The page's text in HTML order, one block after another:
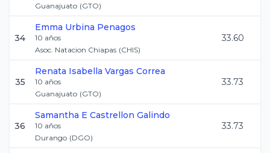
Guanajuato (GTO)
34
Emma Urbina Penagos
10 años
Asoc. Natacion Chiapas (CHIS)
33.60
35
Renata Isabella Vargas Correa
10 años
Guanajuato (GTO)
33.73
36
Samantha E Castrellon Galindo
10 años
Durango (DGO)
33.73